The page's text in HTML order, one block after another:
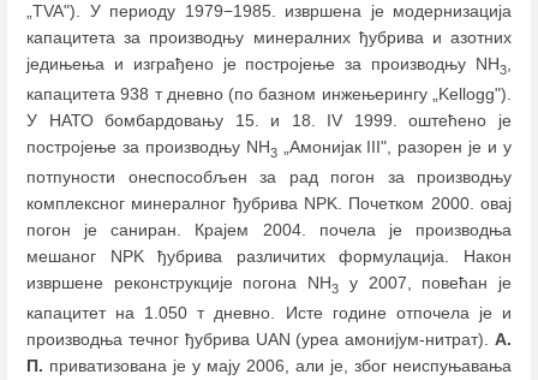
„TVA"). У периоду 1979−1985. извршена је модернизација
капацитета за производњу минералних ђубрива и азотних
једињења и изграђено је постројење за производњу NH3,
капацитета 938 т дневно (по базном инжењерингу „Kellogg").
У НАТО бомбардовању 15. и 18. IV 1999. оштећено је
постројење за производњу NH3„Амонијак III", разорен је и у
потпуности онеспособљен за рад погон за производњу
комплексног минералног ђубрива NPK. Почетком 2000. овај
погон је саниран. Крајем 2004. почела је производња
мешаног NPK ђубрива различитих формулација. Након
извршене реконструкције погона NH3
у 2007, повећан је
капацитет на 1.050 т дневно. Исте године отпочела је и
производња течног ђубрива UAN (уреа амонијум-нитрат). A.
П. приватизована је у мају 2006, али је, због неиспуњавања